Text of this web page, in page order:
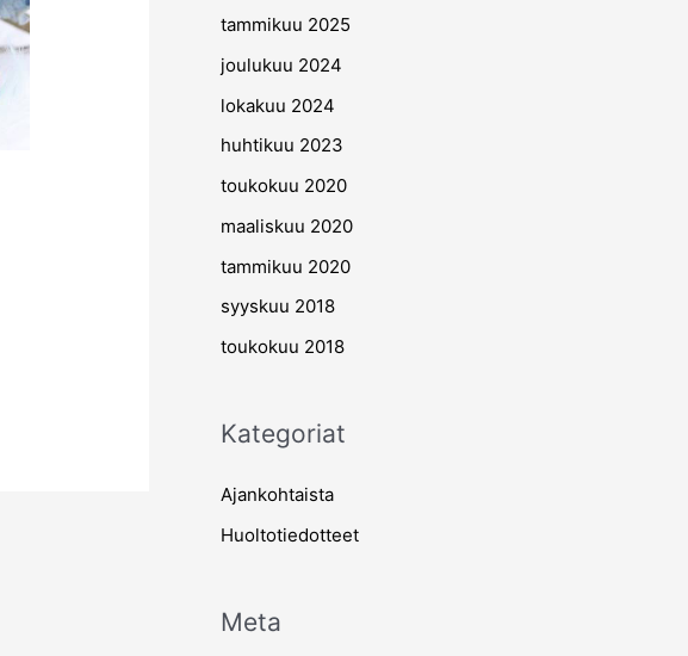
tammikuu 2025
joulukuu 2024
lokakuu 2024
huhtikuu 2023
toukokuu 2020
maaliskuu 2020
tammikuu 2020
syyskuu 2018
toukokuu 2018
Kategoriat
Ajankohtaista
Huoltotiedotteet
Meta